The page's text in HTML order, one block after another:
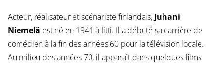
Acteur, réalisateur et scénariste finlandais, Juhani
Niemelä est né en 1941 à Iitti. Il a débuté sa carrière de
comédien à la fin des années 60 pour la télévision locale.
Au milieu des années 70, il apparaît dans quelques films